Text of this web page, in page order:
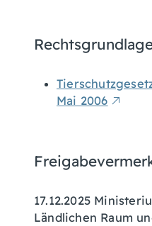
Mai 2006
17.12.2025
Ländlichen Raum